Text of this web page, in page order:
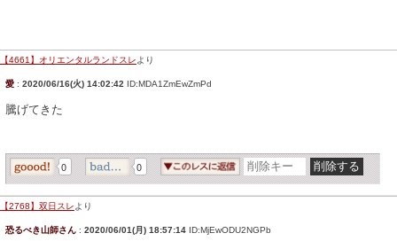
【4661】オリエンタルランドスレ より
愛 : 2020/06/16(火) 14:02:42 ID:MDA1ZmEwZmPd
騰げてきた
0 0
【2768】双日スレ より
恐るべき山師さん : 2020/06/01(月) 18:57:14 ID:MjEwODU2NGPb